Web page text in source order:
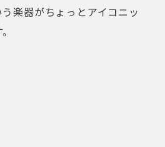
楽器がちょっとアイコニッ